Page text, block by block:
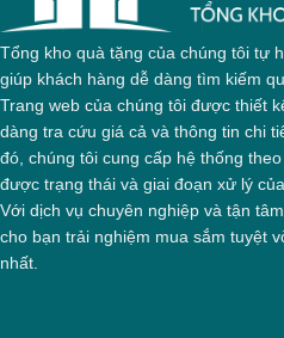
Tổng kho quà tặng của chúng tôi tự
giúp khách hàng dễ dàng tìm kiếm
Trang web của chúng tôi được thiết
dàng tra cứu giá cả và thông tin chi
đó, chúng tôi cung cấp hệ thống
được trạng thái và giai đoạn xử lý
Với dịch vụ chuyên nghiệp và tận
cho bạn trải nghiệm mua sắm tuyệt
nhất.